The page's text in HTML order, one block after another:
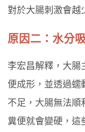
對於大腸刺激會越
原因二：水分
李宏昌解釋，大腸
便成形，並透過蠕
不足，大腸無法順
糞便就會變硬，這